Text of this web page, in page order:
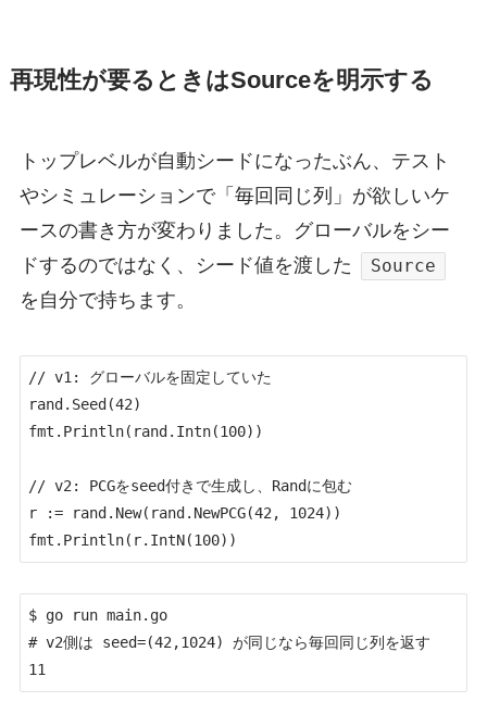
再現性が要るときはSourceを明示する
トップレベルが自動シードになったぶん、テスト
やシミュレーションで「毎回同じ列」が欲しいケ
ースの書き方が変わりました。グローバルをシー
ドするのではなく、シード値を渡した
Source
を自分で持ちます。
// v1: グローバルを固定していた
rand.Seed(42)
fmt.Println(rand.Intn(100))
// v2: PCGをseed付きで生成し、Randに包む
r := rand.New(rand.NewPCG(42, 1024))
fmt.Println(r.IntN(100))
$ go run main.go
# v2側は seed=(42,1024) が同じなら毎回同じ列を返す
11